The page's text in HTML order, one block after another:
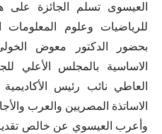
العيسوى تسلم الجائزة على
للرياضيات وعلوم
بحضور الدكتور معوض
الاساسية بالمجلس الأعلي
العاطي نائب رئيس الأكاديمية
الاساتذة المصريين والعرب
وأعرب العيسوي عن خالص